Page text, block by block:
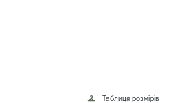
Таблиця розмірів